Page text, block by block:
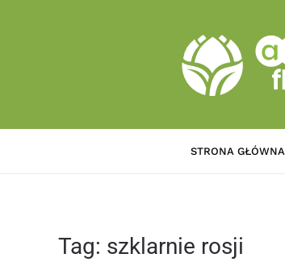
STRONA GŁÓWNA
Tag: szklarnie rosji